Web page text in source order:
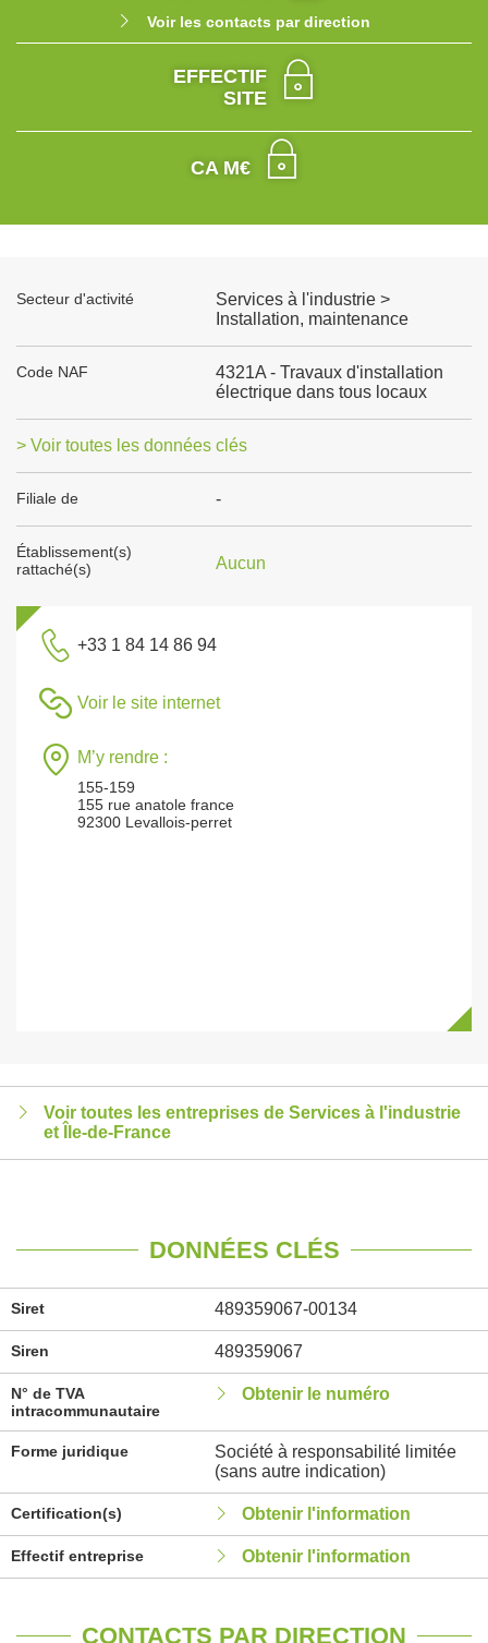
Voir les contacts par direction
EFFECTIF
SITE
CA M€
Secteur d'activité
Services à l'industrie >
Installation, maintenance
Code NAF
4321A - Travaux d'installation
électrique dans tous locaux
> Voir toutes les données clés
Filiale de -
Établissement(s)
rattaché(s)
Aucun
+33 1 84 14 86 94
Voir le site internet
M’y rendre :
155-159
155 rue anatole france
92300 Levallois-perret
Voir toutes les entreprises de Services à l'industrie
et Île-de-France
DONNÉES CLÉS
Siret 489359067-00134
Siren 489359067
N° de TVA
intracommunautaire
Obtenir le numéro
Forme juridique
Société à responsabilité limitée
(sans autre indication)
Certification(s) Obtenir l'information
Effectif entreprise Obtenir l'information
CONTACTS PAR DIRECTION